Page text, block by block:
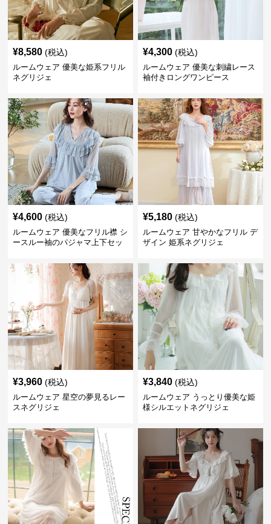
¥8,580 (税込)
ルームウェア 優美な姫系フリル
ネグリジェ
¥4,300 (税込)
ルームウェア 優美な刺繍レース
袖付きロングワンピース
¥4,600 (税込)
ルームウェア 優美なフリル襟 シ
ースルー袖のパジャマ上下セッ
¥5,180 (税込)
ルームウェア 甘やかなフリル デ
ザイン 姫系ネグリジェ
¥3,960 (税込)
ルームウェア 星空の夢見るレー
スネグリジェ
¥3,840 (税込)
ルームウェア うっとり優美な姫
様シルエットネグリジェ